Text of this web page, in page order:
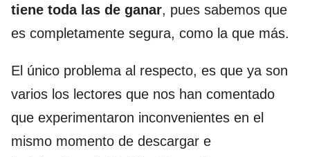
tiene toda las de ganar, pues sabemos que
es completamente segura, como la que más.
El único problema al respecto, es que ya son
varios los lectores que nos han comentado
que experimentaron inconvenientes en el
mismo momento de descargar e